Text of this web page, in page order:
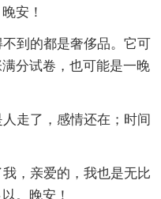
安！
到的都是奢侈品。它可
分试卷，也可能是一晚
走了，感情还在；时间
，亲爱的，我也是无比
。晚安！